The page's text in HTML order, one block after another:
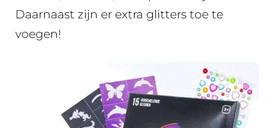
Daarnaast zijn er extra glitters toe te
voegen!